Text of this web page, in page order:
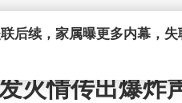
火情传出爆炸